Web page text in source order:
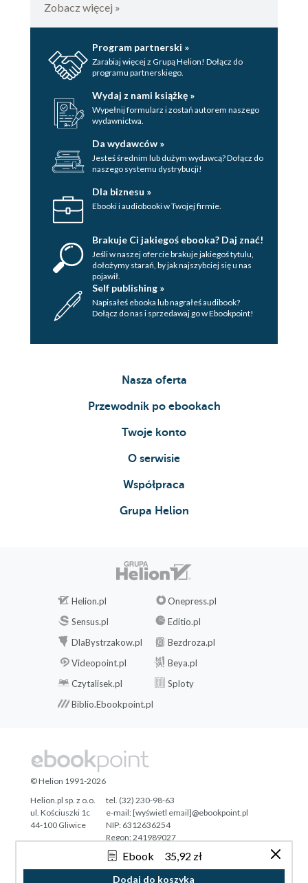
Ebook 35,92 zł
Dodaj do koszyka
Zobacz więcej »
Program partnerski »
Zarabiaj więcej z Grupą Helion! Dołącz do
programu partnerskiego.
Wydaj z nami książkę »
Wypełnij formularz i zostań autorem naszego
wydawnictwa.
Da wydawców »
Jesteś średnim lub dużym wydawcą? Dołącz do
naszego systemu dystrybucji!
Dla biznesu »
Ebooki i audiobooki w Twojej firmie.
Brakuje Ci jakiegoś ebooka? Daj znać!
Jeśli w naszej ofercie brakuje jakiegoś tytulu,
dołożymy starań, by jak najszybciej się u nas
pojawił.
Self publishing »
Napisałeś ebooka lub nagrałeś audibook?
Dołącz do nas i sprzedawaj go w Ebookpoint!
Nasza oferta
Przewodnik po ebookach
Twoje konto
O serwisie
Współpraca
Grupa Helion
Helion.pl
Onepress.pl
Sensus.pl
Editio.pl
DlaBystrzakow.pl
Bezdroza.pl
Videopoint.pl
Beya.pl
Czytalisek.pl
Sploty
Biblio.Ebookpoint.pl
Tonik.pl
© Helion 1991-2026
Helion.pl sp. z o.o.
ul. Kościuszki 1c
44-100 Gliwice
tel. (32) 230-98-63
e-mail:[wyświetl email]@ebookpoint.pl
NIP: 6312636254
Regon: 241989027